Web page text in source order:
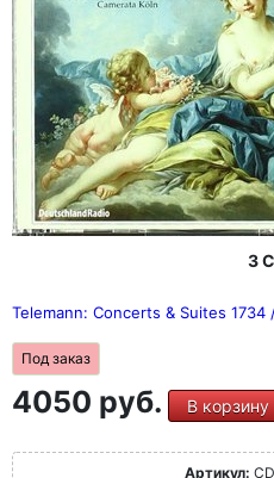
3
Telemann: Concerts & Suites 1734
Под заказ
4050 руб. В корзину
Артикул: